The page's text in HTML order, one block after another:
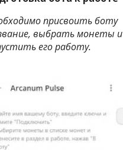
присвоить боту
выбрать монеты и
его работу.